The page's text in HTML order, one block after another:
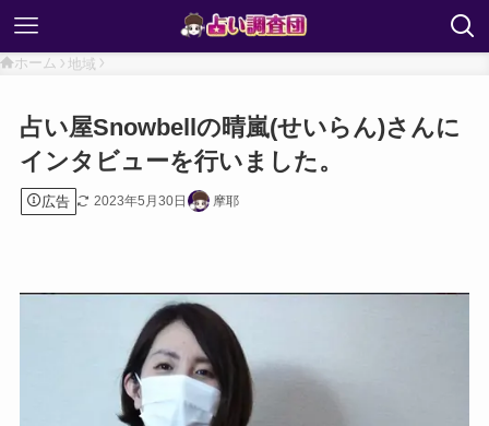
ホーム 地域
占い屋Snowbellの晴嵐(せいらん)さんに
インタビューを行いました。
広告 2023年5月30日 摩耶